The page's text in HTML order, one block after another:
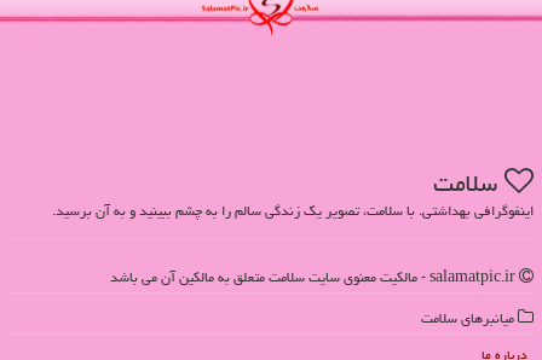
سلامت
اینفوگرافی بهداشتی. با سلامت، تصویر یک زندگی سالم را به چشم ببینید و به آن برسید.
میانبرهای سلامت
درباره ما